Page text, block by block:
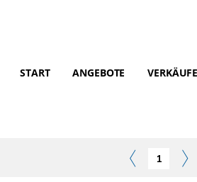
START ANGEBOTE
1